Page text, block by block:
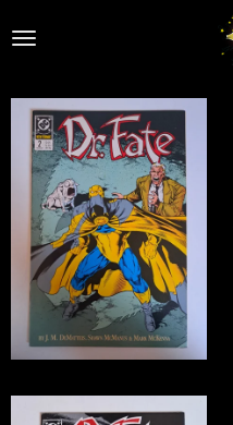
direct
de
hoofdinhoud